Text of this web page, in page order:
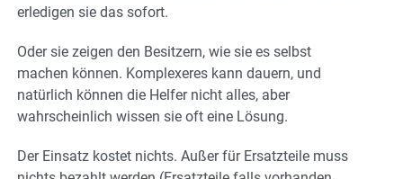
erledigen sie das sofort.
Oder sie zeigen den Besitzern, wie sie es selbst
machen können. Komplexeres kann dauern, und
natürlich können die Helfer nicht alles, aber
wahrscheinlich wissen sie oft eine Lösung.
Der Einsatz kostet nichts. Außer für Ersatzteile muss